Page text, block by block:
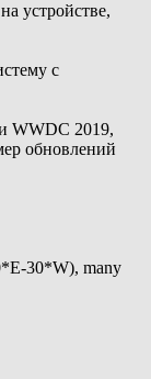
устройстве,
с
WWDC 2019,
обновлений
30*W), many